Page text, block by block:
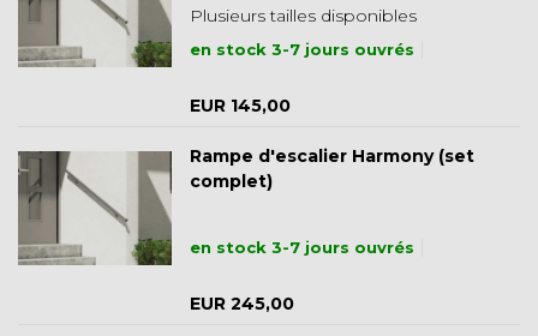
Plusieurs tailles disponibles
en stock 3-7 jours ouvrés
EUR 145,00
Rampe d'escalier Harmony (set
complet)
en stock 3-7 jours ouvrés
EUR 245,00